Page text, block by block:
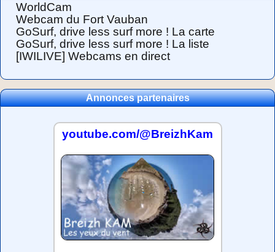
WorldCam
Webcam du Fort Vauban
GoSurf, drive less surf more ! La carte
GoSurf, drive less surf more ! La liste
[IWILIVE] Webcams en direct
Annonces partenaires
youtube.com/@BreizhKam